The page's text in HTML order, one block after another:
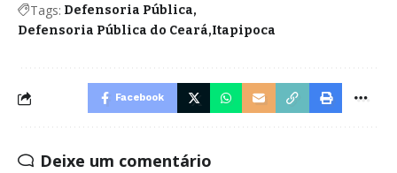
Tags: Defensoria Pública
Defensoria Pública do Ceará Itapipoca
Facebook
Deixe um comentário